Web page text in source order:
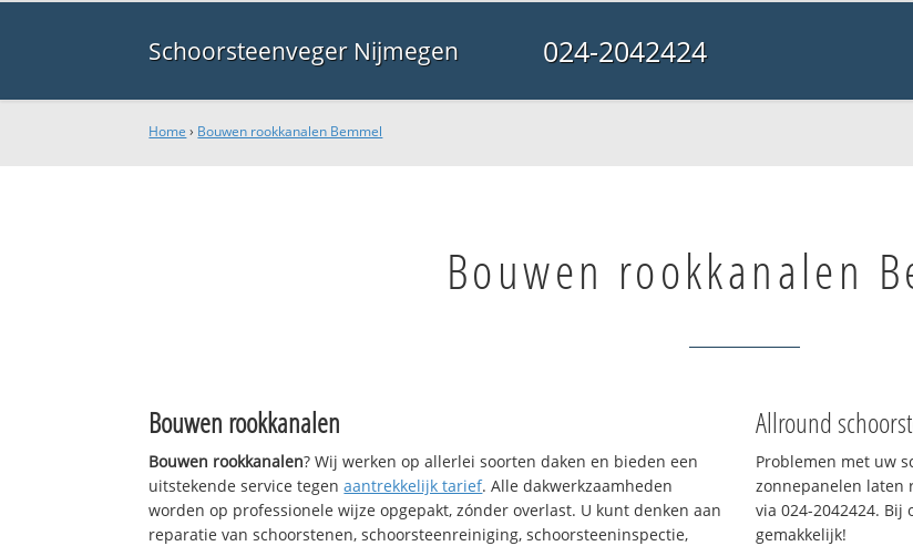
Schoorsteenveger Nijmegen 024-2042424
Home › Bouwen rookkanalen Bemmel
Bouwen rookkanalen
Bouwen rookkanalen
Bouwen rookkanalen? Wij werken op allerlei soorten daken en bieden een
uitstekende service tegenaantrekkelijk tarief. Alle dakwerkzaamheden
worden op professionele wijze opgepakt, zónder overlast. U kunt denken aan
reparatie van schoorstenen, schoorsteenreiniging, schoorsteeninspectie,
Allround
Problemen met uw
zonnepanelen laten
via 024-2042424.
gemakkelijk!